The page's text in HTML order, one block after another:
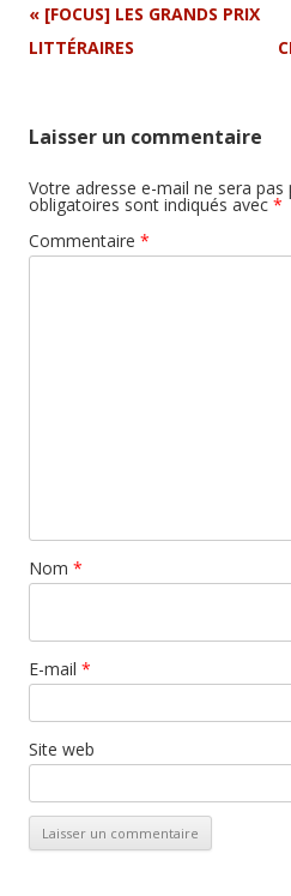
Navigation
Article
« [FOCUS] LES GRANDS PRIX
LITTÉRAIRES
Laisser un commentaire
Votre adresse e-mail ne sera pas
obligatoires sont indiqués avec *
Commentaire *
Nom *
E-mail *
Site web